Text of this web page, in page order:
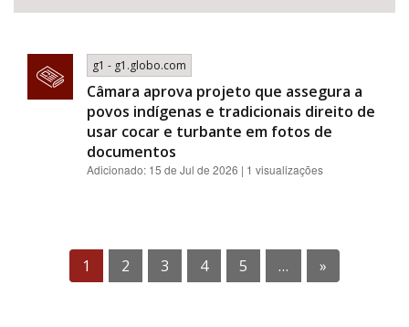
g1 - g1.globo.com
Câmara aprova projeto que assegura a
povos indígenas e tradicionais direito de
usar cocar e turbante em fotos de
documentos
Adicionado: 15 de Jul de 2026 | 1 visualizações
1 2 3 4 5 … »